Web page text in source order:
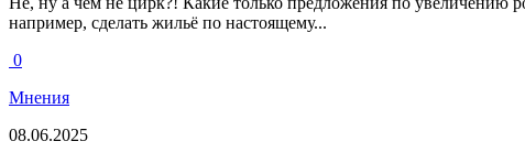
например, сделать жильё по настоящему...
0
Мнения
08.06.2025